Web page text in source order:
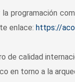
programación
enlace: https://
de calidad
en torno a la